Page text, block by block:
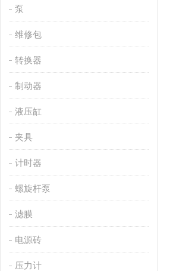
泵
维修包
转换器
制动器
液压缸
夹具
计时器
螺旋杆泵
滤膜
电源砖
压力计